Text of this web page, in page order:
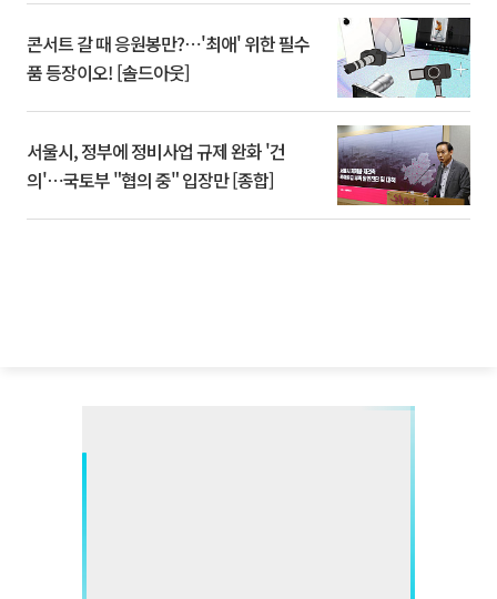
콘서트 갈 때 응원봉만?⋯'최애' 위한 필수
품 등장이오! [솔드아웃]
서울시, 정부에 정비사업 규제 완화 '건
의'⋯국토부 "협의 중" 입장만 [종합]